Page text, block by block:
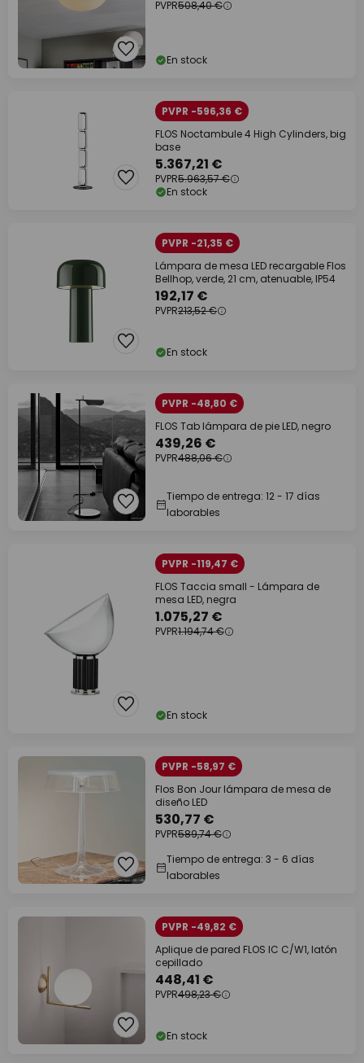
PVPR508,40 €
En stock
PVPR -596,36 €
FLOS Noctambule 4 High Cylinders, big
base
5.367,21 €
PVPR5.963,57 €
En stock
PVPR -21,35 €
Lámpara de mesa LED recargable Flos
Bellhop, verde, 21 cm, atenuable, IP54
192,17 €
PVPR213,52 €
En stock
PVPR -48,80 €
FLOS Tab lámpara de pie LED, negro
439,26 €
PVPR488,06 €
Tiempo de entrega: 12 - 17 días
laborables
PVPR -119,47 €
FLOS Taccia small - Lámpara de
mesa LED, negra
1.075,27 €
PVPR1.194,74 €
En stock
PVPR -58,97 €
Flos Bon Jour lámpara de mesa de
diseño LED
530,77 €
PVPR589,74 €
Tiempo de entrega: 3 - 6 días
laborables
PVPR -49,82 €
Aplique de pared FLOS IC C/W1, latón
cepillado
448,41 €
PVPR498,23 €
En stock